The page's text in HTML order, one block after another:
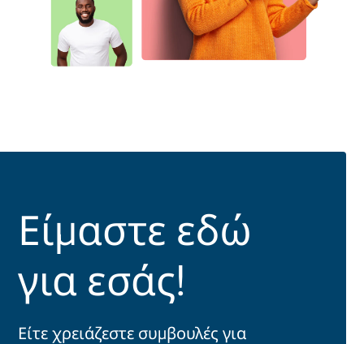
Είμαστε εδώ
για εσάς!
Είτε χρειάζεστε συμβουλές για